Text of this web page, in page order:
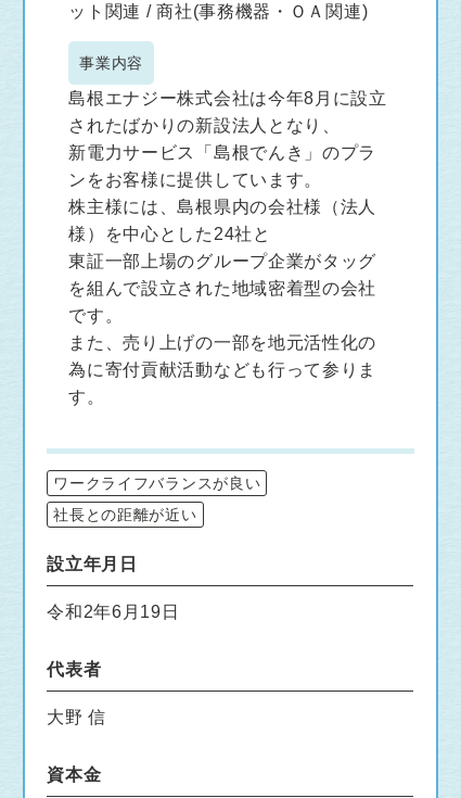
ット関連 / 商社(事務機器・ＯＡ関連)
事業内容
島根エナジー株式会社は今年8月に設立
されたばかりの新設法人となり、
新電力サービス「島根でんき」のプラ
ンをお客様に提供しています。
株主様には、島根県内の会社様（法人
様）を中心とした24社と
東証一部上場のグループ企業がタッグ
を組んで設立された地域密着型の会社
です。
また、売り上げの一部を地元活性化の
為に寄付貢献活動なども行って参りま
す。
ワークライフバランスが良い
社長との距離が近い
設立年月日
令和2年6月19日
代表者
大野 信
資本金